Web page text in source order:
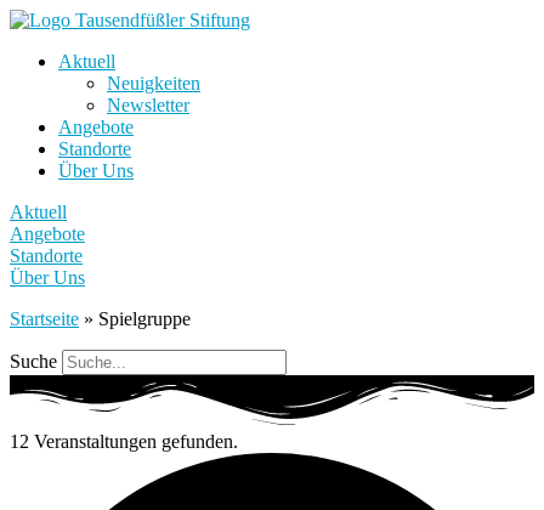
Aktuell
Neuigkeiten
Newsletter
Angebote
Standorte
Über Uns
Aktuell
Angebote
Standorte
Über Uns
Startseite » Spielgruppe
Suche
12 Veranstaltungen gefunden.